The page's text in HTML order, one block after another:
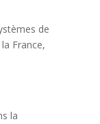
de
France,
la